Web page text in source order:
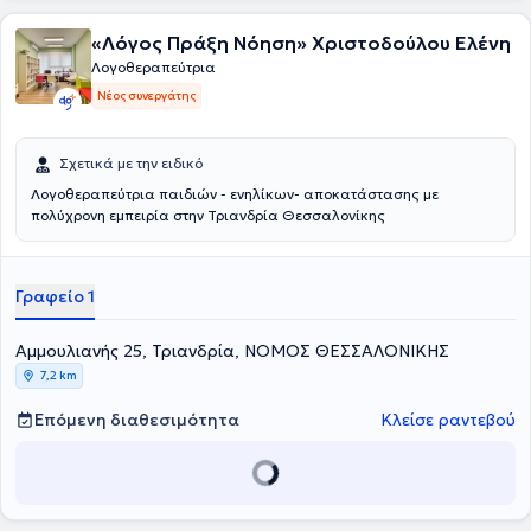
παρακολουθήσει πληθώρα συνεδρίων και σεμιναρίων από το 2010
έως σήμερα. Η Δελή Σοφία και ο Φτιάκας Νικόλαος συνεργάζονται
με σκοπό την πολύπλευρη αντιμετώπιση των περιστατικών τους.
«Λόγος Πράξη Νόηση» Χριστοδούλου Ελένη
Λογοθεραπεύτρια
Νέος συνεργάτης
Σχετικά με την ειδικό
Λογοθεραπεύτρια παιδιών - ενηλίκων- αποκατάστασης με
πολύχρονη εμπειρία στην Τριανδρία Θεσσαλονίκης
Γραφείο 1
Αμμουλιανής 25, Τριανδρία, ΝΟΜΟΣ ΘΕΣΣΑΛΟΝΙΚΗΣ
7,2 km
Επόμενη διαθεσιμότητα Κλείσε ραντεβού